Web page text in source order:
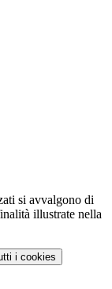
si avvalgono di
illustrate nella
i cookies